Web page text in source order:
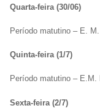
Quarta-feira (30/06)
Período matutino – E.
Quinta-feira (1/7)
Período matutino –
Sexta-feira (2/7)